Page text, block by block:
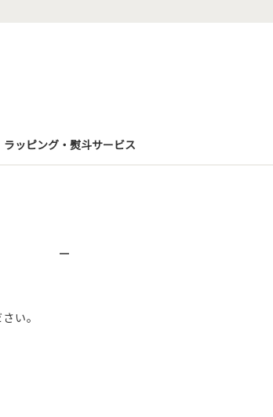
ラッピング・熨斗サービス
い。